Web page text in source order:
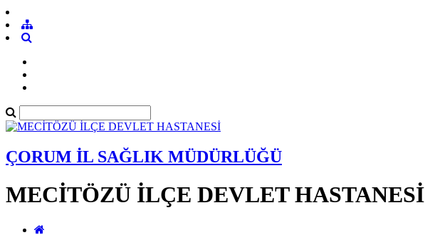
ÇORUM İL SAĞLIK MÜDÜRLÜĞÜ
MECİTÖZÜ İLÇE DEVLET HASTANESİ